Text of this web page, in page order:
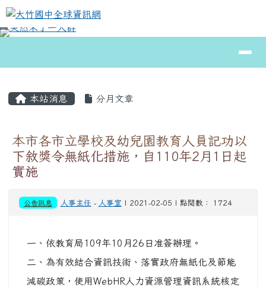
跳至主內容區
大竹國中全球資訊網
⏸
本站消息 分月文章
本市各市立學校及幼兒園教育人員記功以
下敘獎令無紙化措施，自110年2月1日起
實施
公告訊息 人事主任 - 人事室 | 2021-02-05 | 點閱數： 1724
一、依教育局109年10月26日准簽辦理。
二、為有效結合資訊技術、落實政府無紙化及節能
減碳政策，使用WebHR人力資源管理資訊系統核定